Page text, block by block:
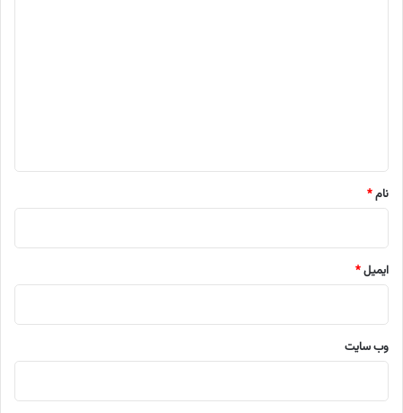
نام*
ایمیل*
وب‌ سایت